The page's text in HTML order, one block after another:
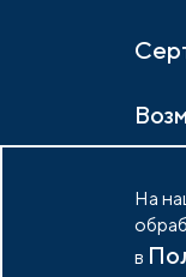
©
На
в